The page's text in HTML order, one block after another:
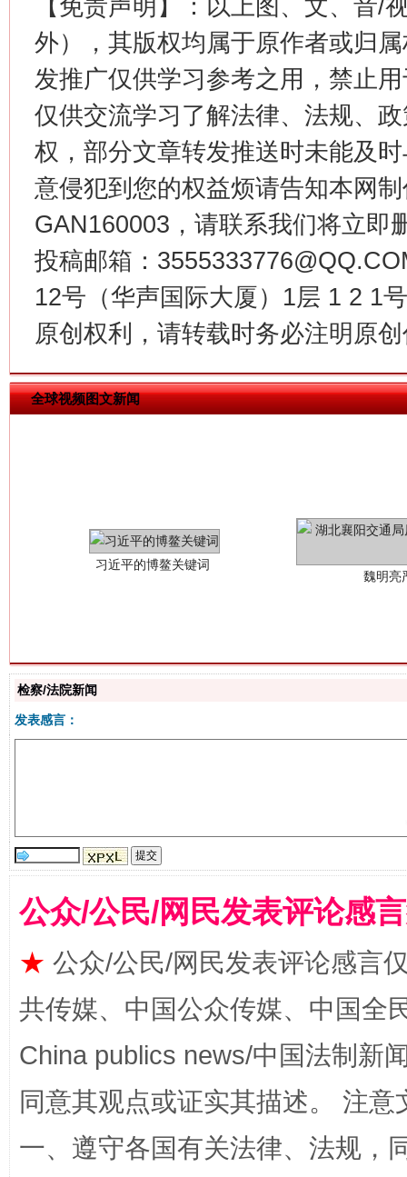
【免责声明】：以上图、文、音/
外），其版权均属于原作者或归
发推广仅供学习参考之用，禁止
仅供交流学习了解法律、法规、
权，部分文章转发推送时未能及
意侵犯到您的权益烦请告知本网
GAN160003，请联系我们将立即
投稿邮箱：
12号（华声国际大厦）1层 1 2 1
原创权利，请转载时务必注明原
全球视频图文新闻
在谋一域中谋全局
今
检察/法院新闻
发表感言：
公众/公民/网民发表评论感
★ 公众/公民/网民发表评论感言
共传媒、中国公众传媒、中国全
China publics news/中国法制新
同意其观点或证实其描述。 注
一、遵守各国有关法律、法规，